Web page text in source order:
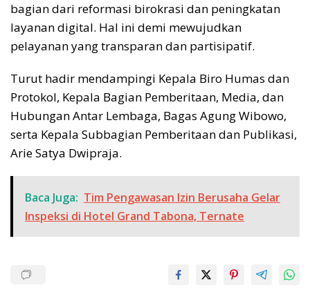
bagian dari reformasi birokrasi dan peningkatan
layanan digital. Hal ini demi mewujudkan
pelayanan yang transparan dan partisipatif.
Turut hadir mendampingi Kepala Biro Humas dan
Protokol, Kepala Bagian Pemberitaan, Media, dan
Hubungan Antar Lembaga, Bagas Agung Wibowo,
serta Kepala Subbagian Pemberitaan dan Publikasi,
Arie Satya Dwipraja.
Baca Juga: Tim Pengawasan Izin Berusaha Gelar
Inspeksi di Hotel Grand Tabona, Ternate